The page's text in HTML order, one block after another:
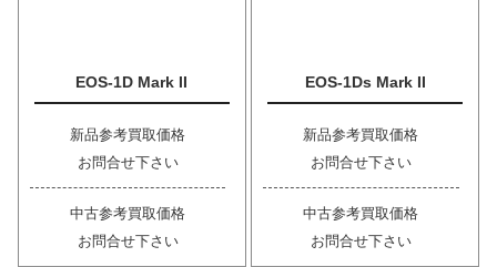
EOS-1D Mark II
新品参考買取価格
お問合せ下さい
中古参考買取価格
お問合せ下さい
EOS-1Ds Mark II
新品参考買取価格
お問合せ下さい
中古参考買取価格
お問合せ下さい